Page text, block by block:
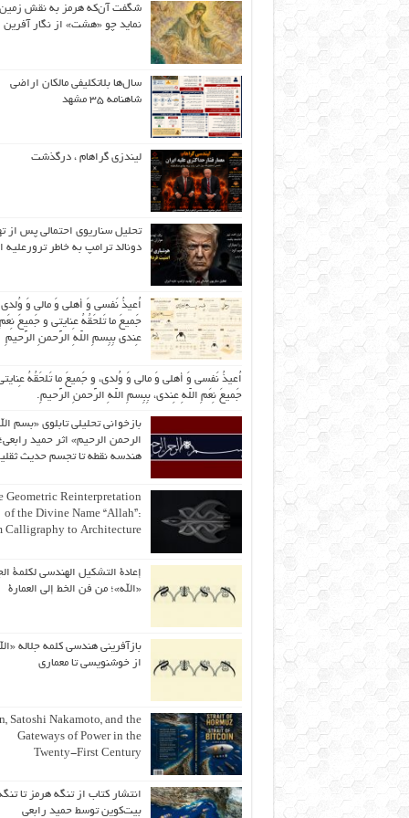
شگفت آن‌که هرمز به نقش زمین
نماید چو «هشت» از نگار آفرین
سال‌ها بلاتکلیفی مالکان اراضی
شاهنامه ۳۵ مشهد
لیندزی گراهام ، درگذشت
تحلیل سناریوی احتمالی پس از
دونالد ترامپ به خاطر ترورعلیه
اُعیذُ نَفسی وَ أهلی وَ مالی وَ
جَمیعَ ما تَلحَقُهُ عِنایتی و جَمیعَ نِعَمِ
عِندی بِبِسمِ اللّهِ الرَّحمنِ الرَّحیمِ
اُعیذُ نَفسی وَ أهلی وَ مالی وَ وُلدی، و جَمیعَ ما تَلحَقُهُ
جَمیعَ نِعَمِ اللّهِ عِندی، بِبِسمِ اللّهِ الرَّحمنِ الرَّحیمِ.
بازخوانی تحلیلی تابلوی «بسم
الرحمن الرحیم» اثر حمید رابعی؛
هندسه نقطه تا تجسم حدیث
Geometric Reinterpretation
of the Divine Name “Allah”:
Calligraphy to Architecture
إعادة التشكيل الهندسي لكلمة
«الله»؛ من فن الخط إلى العمارة
بازآفرینی هندسی کلمه جلاله
از خوشنویسی تا معماری
Satoshi Nakamoto, and the
Gateways of Power in the
Twenty-First Century
انتشار کتاب از تنگه هرمز تا
بیت‌کوین توسط حمید رابعی